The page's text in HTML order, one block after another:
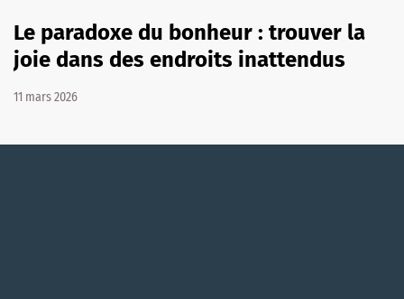
Le paradoxe du bonheur : trouver la
joie dans des endroits inattendus
11 mars 2026